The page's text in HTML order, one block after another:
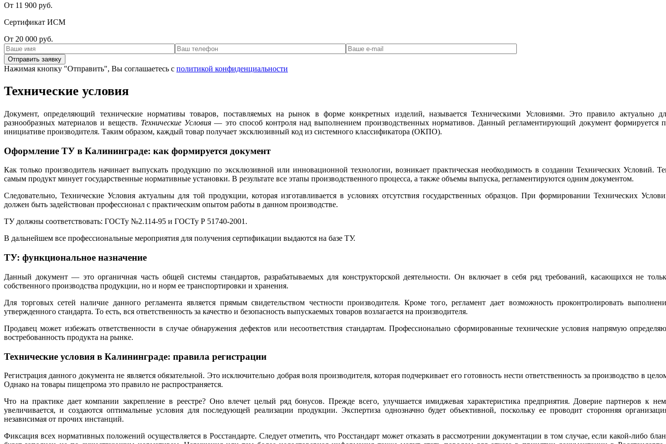
От 11 900 руб.
Сертификат ИСМ
От 20 000 руб.
Нажимая кнопку "Отправить", Вы соглашаетесь с политикой конфиденциальности
Технические условия
Документ, определяющий технические нормативы товаров, поставляемых на рынок в форме конкретных изделий, называется Техническими Условиями. Это правило актуально
разнообразных материалов и веществ. Технические Условия — это способ контроля над выполнением производственных нормативов. Данный регламентирующий документ формируется
инициативе производителя. Таким образом, каждый товар получает эксклюзивный код из системного классификатора (ОКПО).
Оформление ТУ в Калининграде: как формируется документ
Как только производитель начинает выпускать продукцию по эксклюзивной или инновационной технологии, возникает практическая необходимость в создании Технических Условий.
самым продукт минует государственные нормативные установки. В результате все этапы производственного процесса, а также объемы выпуска, регламентируются одним документом.
Следовательно, Технические Условия актуальны для той продукции, которая изготавливается в условиях отсутствия государственных образцов. При формировании Технических
должен быть задействован профессионал с практическим опытом работы в данном производстве.
ТУ должны соответствовать: ГОСТу №2.114-95 и ГОСТу Р 51740-2001.
В дальнейшем все профессиональные мероприятия для получения сертификации выдаются на базе ТУ.
ТУ: функциональное назначение
Данный документ — это органичная часть общей системы стандартов, разрабатываемых для конструкторской деятельности. Он включает в себя ряд требований, касающихся не
собственного производства продукции, но и норм ее транспортировки и хранения.
Для торговых сетей наличие данного регламента является прямым свидетельством честности производителя. Кроме того, регламент дает возможность проконтролировать
утвержденного стандарта. То есть, вся ответственность за качество и безопасность выпускаемых товаров возлагается на производителя.
Продавец может избежать ответственности в случае обнаружения дефектов или несоответствия стандартам. Профессионально сформированные технические условия напрямую
востребованность продукта на рынке.
Технические условия в Калининграде: правила регистрации
Регистрация данного документа не является обязательной. Это исключительно добрая воля производителя, которая подчеркивает его готовность нести ответственность за производство в
Однако на товары пищепрома это правило не распространяется.
Что на практике дает компании закрепление в реестре? Оно влечет целый ряд бонусов. Прежде всего, улучшается имиджевая характеристика предприятия. Доверие партнеров к
увеличивается, и создаются оптимальные условия для последующей реализации продукции. Экспертиза однозначно будет объективной, поскольку ее проводит сторонняя
независимая от прочих инстанций.
Фиксация всех нормативных положений осуществляется в Росстандарте. Следует отметить, что Росстандарт может отказать в рассмотрении документации в том случае, если какой-либо